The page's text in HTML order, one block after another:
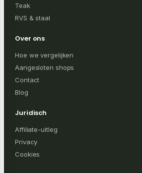
Teak
RVS & staal
Over ons
Hoe we vergelijken
Aangesloten shops
Contact
Blog
Juridisch
Affiliate-uitleg
Privacy
Cookies